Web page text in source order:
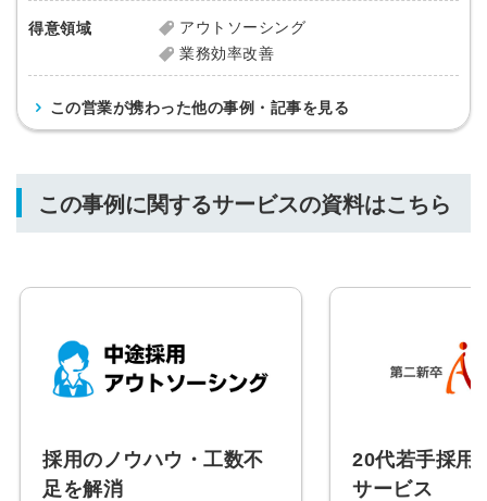
得意領域
アウトソーシング
業務効率改善
この営業が携わった他の事例・記事を見る
この事例に関するサービスの資料はこちら
採用のノウハウ・工数不
足を解消
20代若手採用
サービス